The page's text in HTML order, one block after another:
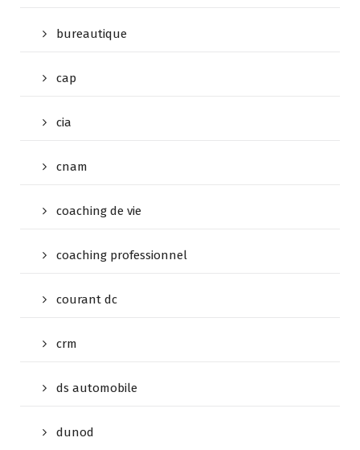
bureautique
cap
cia
cnam
coaching de vie
coaching professionnel
courant dc
crm
ds automobile
dunod